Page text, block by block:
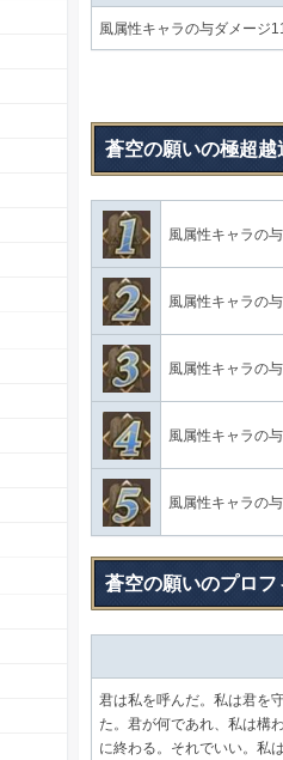
風属性キャラの与ダメージ
蒼空の願いの極超越
風属性キャラの
風属性キャラの
風属性キャラの
風属性キャラの
風属性キャラの
蒼空の願いのプロフ
君は私を呼んだ。私は君を
た。君が何であれ、私は構
に終わる。それでいい。私